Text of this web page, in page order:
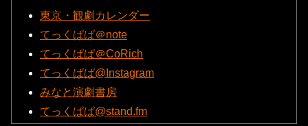
東京・観劇カレンダー
てっくぱぱ＠note
てっくぱぱ＠CoRich
てっくぱぱ@Instagram
みなと演劇書房
てっくぱぱ@stand.fm